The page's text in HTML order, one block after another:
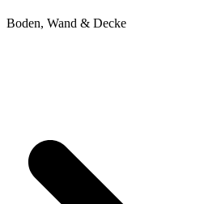
Boden, Wand & Decke